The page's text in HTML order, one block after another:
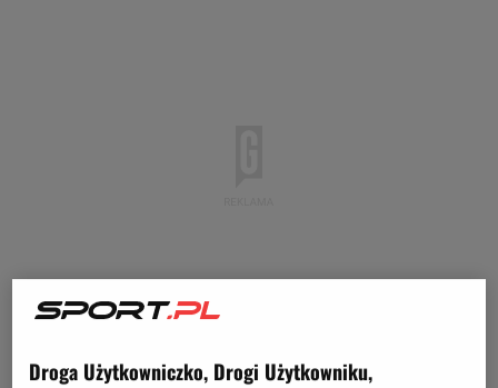
Droga Użytkowniczko, Drogi Użytkowniku,